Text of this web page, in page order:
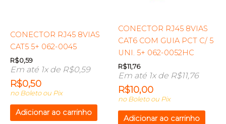
CONECTOR RJ45 8VIAS
CAT5 5+ 062-0045
R$0,59
Em até 1x de R$0,59
R$0,50
no Boleto ou Pix
Adicionar ao carrinho
CONECTOR RJ45 8VIAS
CAT6 COM GUIA PCT C/ 5
UNI. 5+ 062-0052HC
R$11,76
Em até 1x de R$11,76
R$10,00
no Boleto ou Pix
Adicionar ao carrinho